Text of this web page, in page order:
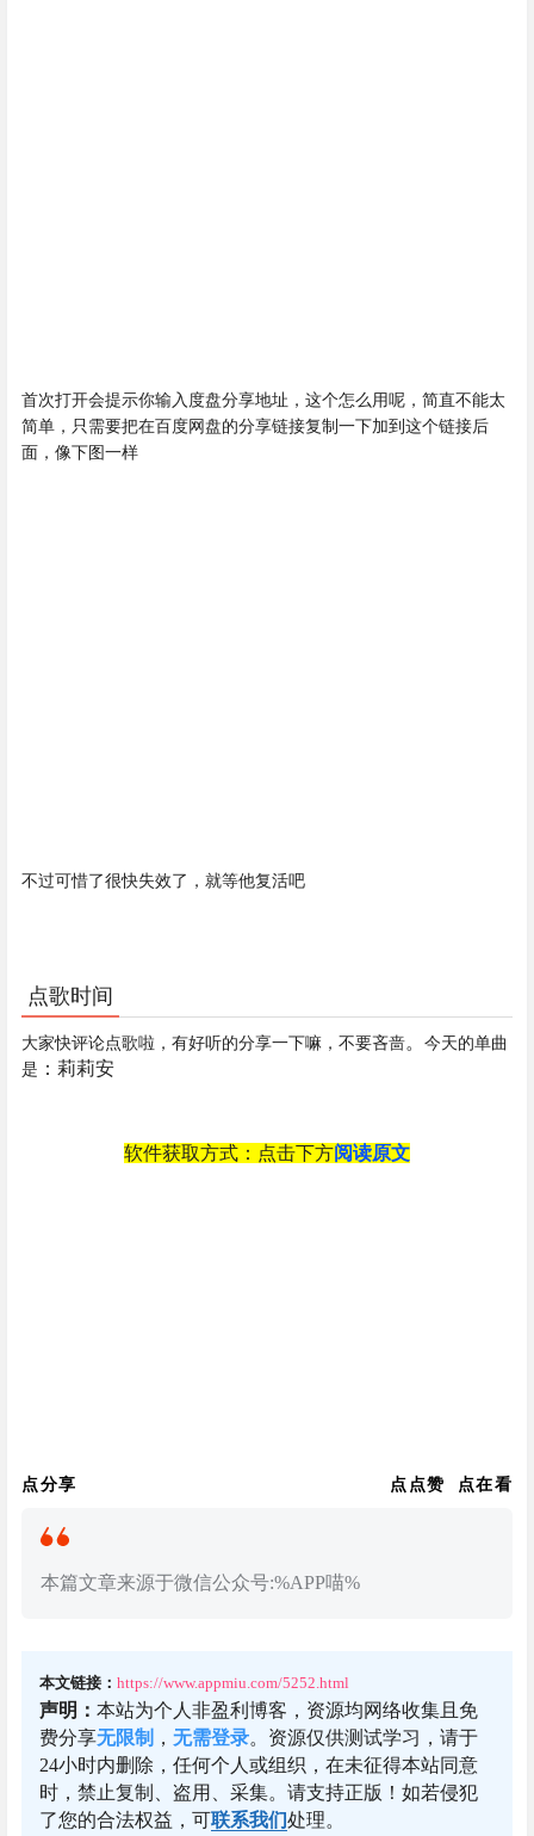
首次打开会提示你输入度盘分享地址，这个怎么用呢，简直不能太
简单，只需要把在百度网盘的分享链接复制一下加到这个链接后
面，像下图一样
不过可惜了很快失效了，就等他复活吧
点歌时间
大家快评论点歌啦，有好听的分享一下嘛，不要吝啬。 今天的单曲
是 ：莉莉安
软件获取方式：点击下方阅读原文
点分享 点点赞 点在看
本篇文章来源于微信公众号:%APP喵%
本文链接： https://www.appmiu.com/5252.html
声明： 本站为个人非盈利博客，资源均网络收集且免
费分享无限制 ， 无需登录。资源仅供测试学习，请于
24小时内删除，任何个人或组织，在未征得本站同意
时，禁止复制、盗用、采集。请支持正版！如若侵犯
了您的合法权益，可 联系我们处理。